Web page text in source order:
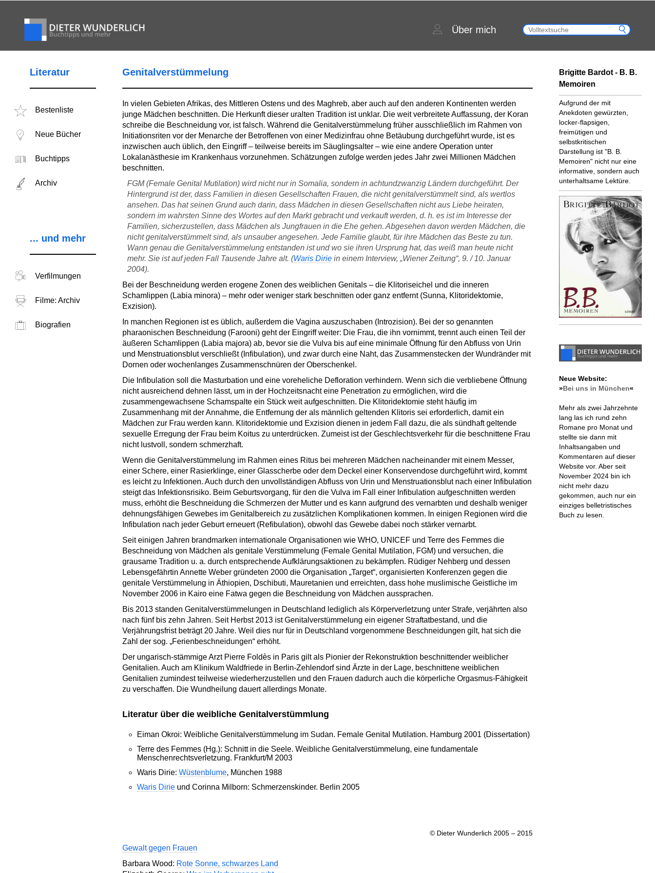
Über mich
Literatur
Bestenliste
Neue Bücher
Buchtipps
Archiv
... und mehr
Verfilmungen
Filme: Archiv
Biografien
Genitalverstümmelung
In vielen Gebieten Afrikas, des Mittleren Ostens und des Maghreb, aber auch auf den anderen Kontinenten werden
junge Mädchen beschnitten. Die Herkunft dieser uralten Tradition ist unklar. Die weit verbreitete Auffassung, der Koran
schreibe die Beschneidung vor, ist falsch. Während die Genitalverstümmelung früher ausschließlich im Rahmen von
Initiationsriten vor der Menarche der Betroffenen von einer Medizinfrau ohne Betäubung durchgeführt wurde, ist es
inzwischen auch üblich, den Eingriff – teilweise bereits im Säuglingsalter – wie eine andere Operation unter
Lokalanästhesie im Krankenhaus vorzunehmen. Schätzungen zufolge werden jedes Jahr zwei Millionen Mädchen
beschnitten.
FGM (Female Genital Mutilation) wird nicht nur in Somalia, sondern in achtundzwanzig Ländern durchgeführt. Der
Hintergrund ist der, dass Familien in diesen Gesellschaften Frauen, die nicht genitalverstümmelt sind, als wertlos
ansehen. Das hat seinen Grund auch darin, dass Mädchen in diesen Gesellschaften nicht aus Liebe heiraten,
sondern im wahrsten Sinne des Wortes auf den Markt gebracht und verkauft werden, d. h. es ist im Interesse der
Familien, sicherzustellen, dass Mädchen als Jungfrauen in die Ehe gehen. Abgesehen davon werden Mädchen, die
nicht genitalverstümmelt sind, als unsauber angesehen. Jede Familie glaubt, für ihre Mädchen das Beste zu tun.
Wann genau die Genitalverstümmelung entstanden ist und wo sie ihren Ursprung hat, das weiß man heute nicht
mehr. Sie ist auf jeden Fall Tausende Jahre alt. (Waris Diriein einem Interview, „Wiener Zeitung“, 9. / 10. Januar
2004).
Bei der Beschneidung werden erogene Zonen des weiblichen Genitals – die Klitoriseichel und die inneren
Schamlippen (Labia minora) – mehr oder weniger stark beschnitten oder ganz entfernt (Sunna, Klitoridektomie,
Exzision).
In manchen Regionen ist es üblich, außerdem die Vagina auszuschaben (Introzision). Bei der so genannten
pharaonischen Beschneidung (Farooni) geht der Eingriff weiter: Die Frau, die ihn vornimmt, trennt auch einen Teil der
äußeren Schamlippen (Labia majora) ab, bevor sie die Vulva bis auf eine minimale Öffnung für den Abfluss von Urin
und Menstruationsblut verschließt (Infibulation), und zwar durch eine Naht, das Zusammenstecken der Wundränder mit
Dornen oder wochenlanges Zusammenschnüren der Oberschenkel.
Die Infibulation soll die Masturbation und eine voreheliche Defloration verhindern. Wenn sich die verbliebene Öffnung
nicht ausreichend dehnen lässt, um in der Hochzeitsnacht eine Penetration zu ermöglichen, wird die
zusammengewachsene Schamspalte ein Stück weit aufgeschnitten. Die Klitoridektomie steht häufig im
Zusammenhang mit der Annahme, die Entfernung der als männlich geltenden Klitoris sei erforderlich, damit ein
Mädchen zur Frau werden kann. Klitoridektomie und Exzision dienen in jedem Fall dazu, die als sündhaft geltende
sexuelle Erregung der Frau beim Koitus zu unterdrücken. Zumeist ist der Geschlechtsverkehr für die beschnittene Frau
nicht lustvoll, sondern schmerzhaft.
Wenn die Genitalverstümmelung im Rahmen eines Ritus bei mehreren Mädchen nacheinander mit einem Messer,
einer Schere, einer Rasierklinge, einer Glasscherbe oder dem Deckel einer Konservendose durchgeführt wird, kommt
es leicht zu Infektionen. Auch durch den unvollständigen Abfluss von Urin und Menstruationsblut nach einer Infibulation
steigt das Infektionsrisiko. Beim Geburtsvorgang, für den die Vulva im Fall einer Infibulation aufgeschnitten werden
muss, erhöht die Beschneidung die Schmerzen der Mutter und es kann aufgrund des vernarbten und deshalb weniger
dehnungsfähigen Gewebes im Genitalbereich zu zusätzlichen Komplikationen kommen. In einigen Regionen wird die
Infibulation nach jeder Geburt erneuert (Refibulation), obwohl das Gewebe dabei noch stärker vernarbt.
Seit einigen Jahren brandmarken internationale Organisationen wie WHO, UNICEF und Terre des Femmes die
Beschneidung von Mädchen als genitale Verstümmelung (Female Genital Mutilation, FGM) und versuchen, die
grausame Tradition u. a. durch entsprechende Aufklärungsaktionen zu bekämpfen. Rüdiger Nehberg und dessen
Lebensgefährtin Annette Weber gründeten 2000 die Organisation „Target“, organisierten Konferenzen gegen die
genitale Verstümmelung in Äthiopien, Dschibuti, Mauretanien und erreichten, dass hohe muslimische Geistliche im
November 2006 in Kairo eine Fatwa gegen die Beschneidung von Mädchen aussprachen.
Bis 2013 standen Genitalverstümmelungen in Deutschland lediglich als Körperverletzung unter Strafe, verjährten also
nach fünf bis zehn Jahren. Seit Herbst 2013 ist Genitalverstümmelung ein eigener Straftatbestand, und die
Verjährungsfrist beträgt 20 Jahre. Weil dies nur für in Deutschland vorgenommene Beschneidungen gilt, hat sich die
Zahl der sog. „Ferienbeschneidungen“ erhöht.
Der ungarisch-stämmige Arzt Pierre Foldès in Paris gilt als Pionier der Rekonstruktion beschnittender weiblicher
Genitalien. Auch am Klinikum Waldfriede in Berlin-Zehlendorf sind Ärzte in der Lage, beschnittene weiblichen
Genitalien zumindest teilweise wiederherzustellen und den Frauen dadurch auch die körperliche Orgasmus-Fähigkeit
zu verschaffen. Die Wundheilung dauert allerdings Monate.
Literatur über die weibliche Genitalverstümmlung
Eiman Okroi: Weibliche Genitalverstümmelung im Sudan. Female Genital Mutilation. Hamburg 2001 (Dissertation)
Terre des Femmes (Hg.): Schnitt in die Seele. Weibliche Genitalverstümmelung, eine fundamentale
Menschenrechtsverletzung. Frankfurt/M 2003
Waris Dirie: Wüstenblume, München 1988
Waris Dirieund Corinna Milborn: Schmerzenskinder. Berlin 2005
© Dieter Wunderlich 2005 – 2015
Gewalt gegen Frauen
Barbara Wood: Rote Sonne, schwarzes Land
Brigitte Bardot - B. B.
Memoiren
Aufgrund der mit
Anekdoten gewürzten,
locker-flapsigen,
freimütigen und
selbstkritischen
Darstellung ist "B. B.
Memoiren" nicht nur eine
informative, sondern auch
unterhaltsame Lektüre.
Neue Website:
»Bei uns in München«
Mehr als zwei Jahrzehnte
lang las ich rund zehn
Romane pro Monat und
stellte sie dann mit
Inhaltsangaben und
Kommentaren auf dieser
Website vor. Aber seit
November 2024 bin ich
nicht mehr dazu
gekommen, auch nur ein
einziges belletristisches
Buch zu lesen.